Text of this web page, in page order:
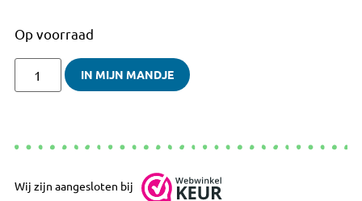
Op voorraad
IN MIJN MANDJE
Wij zijn aangesloten bij